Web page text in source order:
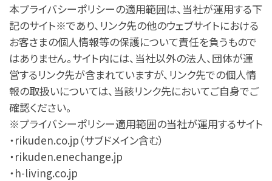
本プライバシーポリシーの適用範囲は、当社が運用する下
記のサイト※であり、リンク先の他のウェブサイトにおける
お客さまの個人情報等の保護について責任を負うもので
はありません。サイト内には、当社以外の法人、団体が運
営するリンク先が含まれていますが、リンク先での個人情
報の取扱いについては、当該リンク先においてご自身でご
確認ください。
※プライバシーポリシー適用範囲の当社が運用するサイト
・rikuden.co.jp（サブドメイン含む）
・rikuden.enechange.jp
・h-living.co.jp